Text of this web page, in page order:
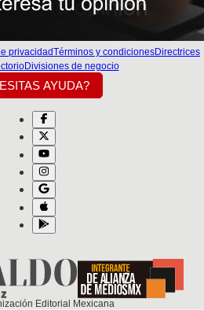
privacidadTérminos y condicionesDirectrices
Divisiones de negocio
AYUDA?
Editorial Mexicana